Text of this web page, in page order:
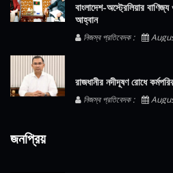
বাংলাদেশ-অস্ট্রেলিয়ার
আহ্বান
নিজস্ব প্রতিবেদক :
রাজধানীর নদীদূষণ রোধে
নিজস্ব প্রতিবেদক :
জনপ্রিয়